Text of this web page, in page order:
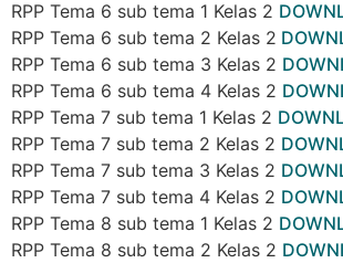
RPP Tema 6 sub tema 1 Kelas 2
RPP Tema 6 sub tema 2 Kelas 2
RPP Tema 6 sub tema 3 Kelas 2
RPP Tema 6 sub tema 4 Kelas 2
RPP Tema 7 sub tema 1 Kelas 2
RPP Tema 7 sub tema 2 Kelas 2
RPP Tema 7 sub tema 3 Kelas 2
RPP Tema 7 sub tema 4 Kelas 2
RPP Tema 8 sub tema 1 Kelas 2
RPP Tema 8 sub tema 2 Kelas 2